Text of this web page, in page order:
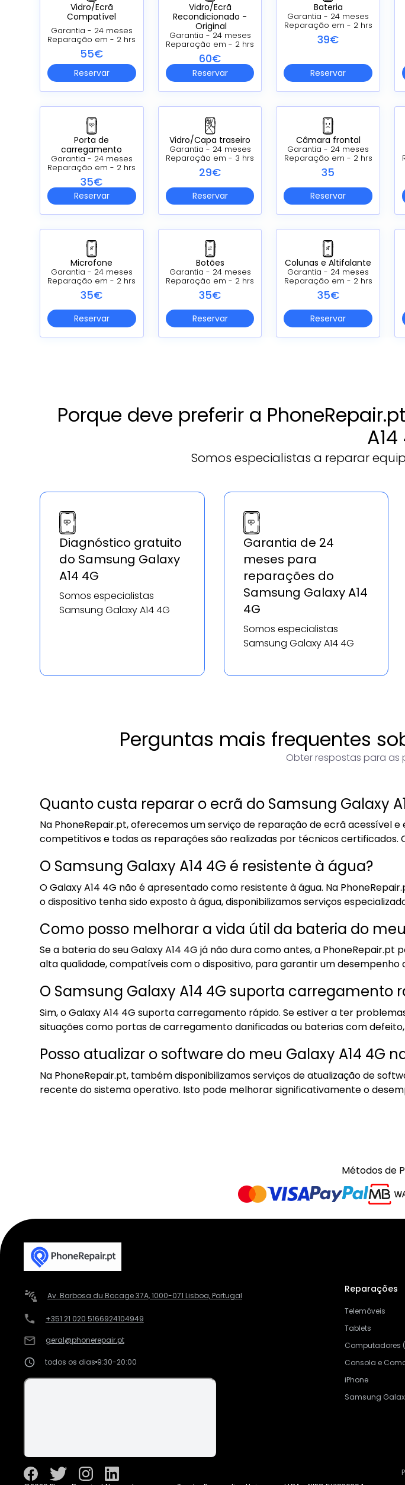
Vidro/Ecrã
Compatível
Garantia - 24 meses
Reparação em - 2 hrs
55€
Reservar
Vidro/Ecrã
Recondicionado -
Original
Garantia - 24 meses
Reparação em - 2 hrs
60€
Reservar
Bateria
Garantia - 24 meses
Reparação em - 2 hrs
39€
Reservar
Porta de
carregamento
Garantia - 24 meses
Reparação em - 2 hrs
35€
Reservar
Vidro/Capa traseiro
Garantia - 24 meses
Reparação em - 3 hrs
29€
Reservar
Câmara frontal
Garantia - 24 meses
Reparação em - 2 hrs
35
Reservar
Microfone
Garantia - 24 meses
Reparação em - 2 hrs
35€
Reservar
Botões
Garantia - 24 meses
Reparação em - 2 hrs
35€
Reservar
Colunas e Altifalante
Garantia - 24 meses
Reparação em - 2 hrs
35€
Reservar
Porque deve preferir a
Somos especialistas a reparar
Diagnóstico gratuito
do Samsung Galaxy
A14 4G
Somos especialistas
Samsung Galaxy A14 4G
Garantia de 24
meses para
reparações do
Samsung Galaxy A14
4G
Somos especialistas
Samsung Galaxy A14 4G
Perguntas mais frequentes
Obter respostas para as
Quanto custa reparar o ecrã do Samsung Galaxy
Na PhoneRepair.pt, oferecemos um serviço de reparação de ecrã acessível e
competitivos e todas as reparações são realizadas por técnicos
O Samsung Galaxy A14 4G é resistente à água?
O Galaxy A14 4G não é apresentado como resistente à água. Na
o dispositivo tenha sido exposto à água, disponibilizamos serviços
Como posso melhorar a vida útil da bateria do meu
Se a bateria do seu Galaxy A14 4G já não dura como antes, a
alta qualidade, compatíveis com o dispositivo, para garantir um desempenho
O Samsung Galaxy A14 4G suporta carregamento
Sim, o Galaxy A14 4G suporta carregamento rápido. Se estiver a ter
situações como portas de carregamento danificadas ou baterias com
Posso atualizar o software do meu Galaxy A14 4G
Na PhoneRepair.pt, também disponibilizamos serviços de atualização de
recente do sistema operativo. Isto pode melhorar significativamente o
Métodos de
Av. Barbosa du Bocage 37A, 1000-071 Lisboa, Portugal
+351 21 020 5166924104949
geral@phonerepair.pt
todos os dias 9:30-20:00
Reparações
Telemóveis
Tablets
Computadores
Consola e
iPhone
Samsung